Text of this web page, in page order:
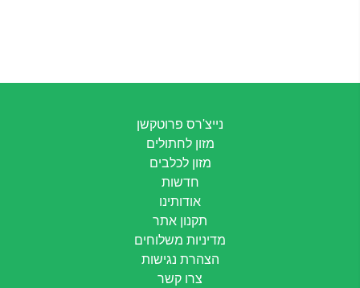
נייצ'רס פרוטקשן
מזון לחתולים
מזון לכלבים
חדשות
אודותינו
תקנון אתר
מדיניות משלוחים
הצהרת נגישות
צרו קשר